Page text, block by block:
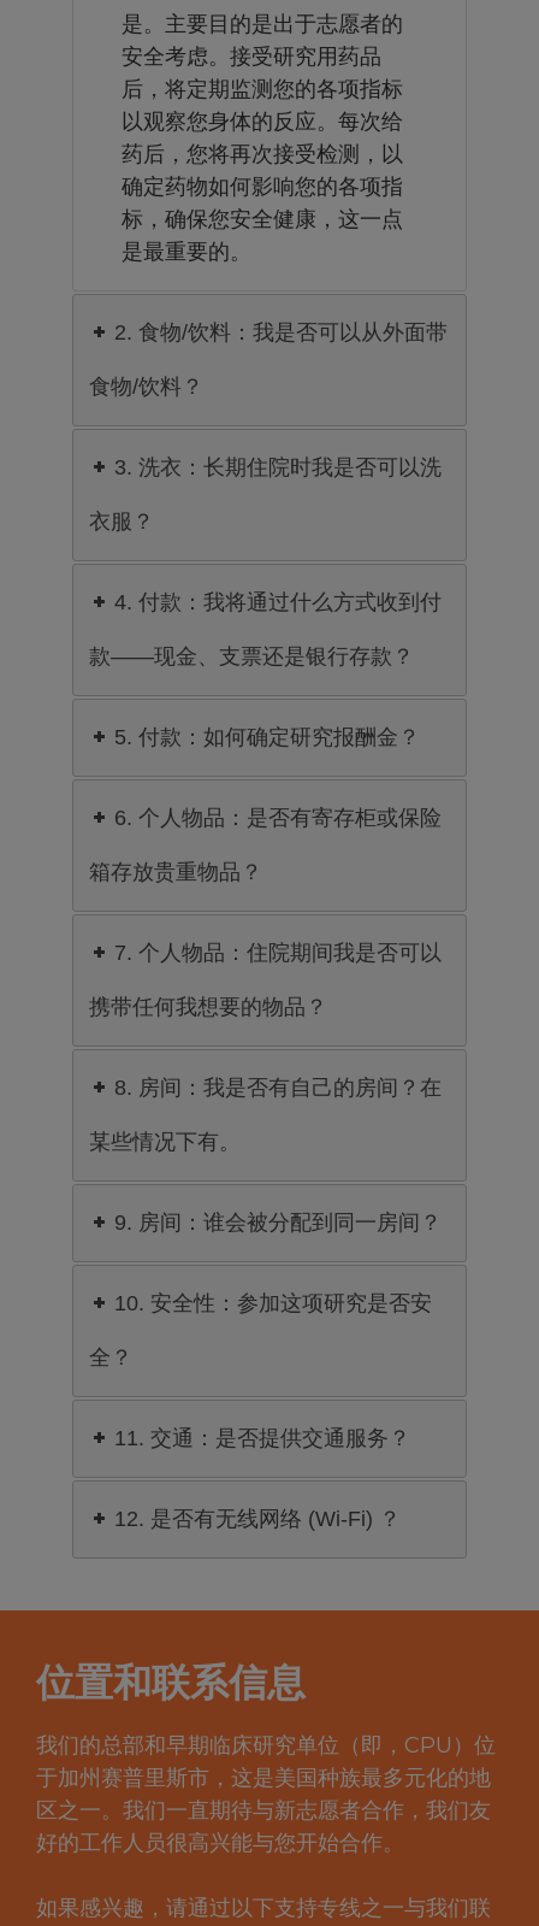
是。主要目的是出于志愿者的
安全考虑。接受研究用药品
后，将定期监测您的各项指标
以观察您身体的反应。每次给
药后，您将再次接受检测，以
确定药物如何影响您的各项指
标，确保您安全健康，这一点
是最重要的。
2. 食物/饮料：我是否可以从外面带
食物/饮料？
3. 洗衣：长期住院时我是否可以洗
衣服？
4. 付款：我将通过什么方式收到付
款——现金、支票还是银行存款？
5. 付款：如何确定研究报酬金？
6. 个人物品：是否有寄存柜或保险
箱存放贵重物品？
7. 个人物品：住院期间我是否可以
携带任何我想要的物品？
8. 房间：我是否有自己的房间？在
某些情况下有。
9. 房间：谁会被分配到同一房间？
10. 安全性：参加这项研究是否安
全？
11. 交通：是否提供交通服务？
12. 是否有无线网络 (Wi-Fi) ？
位置和联系信息
我们的总部和早期临床研究单位（即，CPU）位
于加州赛普里斯市，这是美国种族最多元化的地
区之一。我们一直期待与新志愿者合作，我们友
好的工作人员很高兴能与您开始合作。
如果感兴趣，请通过以下支持专线之一与我们联